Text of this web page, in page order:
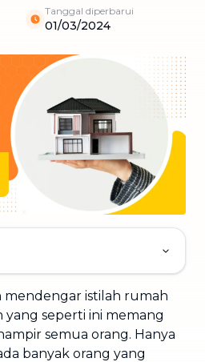
Tanggal diperbarui
01/03/2024
mendengar istilah rumah
yang seperti ini memang
semua orang. Hanya
banyak orang yang